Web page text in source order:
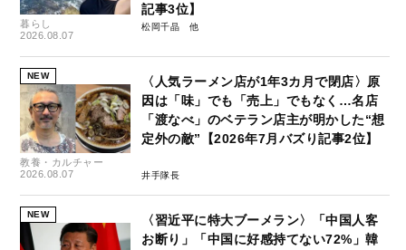
暮らし
2026.08.07
記事3位】
松岡千晶
NEW
教養・カルチャー
2026.08.07
〈人気ラーメン店が1年3カ月で閉店〉原
因は「味」でも「売上」でもなく…名店
「渡なべ」のベテラン店主が明かした“想
定外の敵”【2026年7月バズり記事2位】
井手隊長
NEW
〈習近平に特大ブーメラン〉「中国人客
お断り」「中国に好感持てない72%」韓